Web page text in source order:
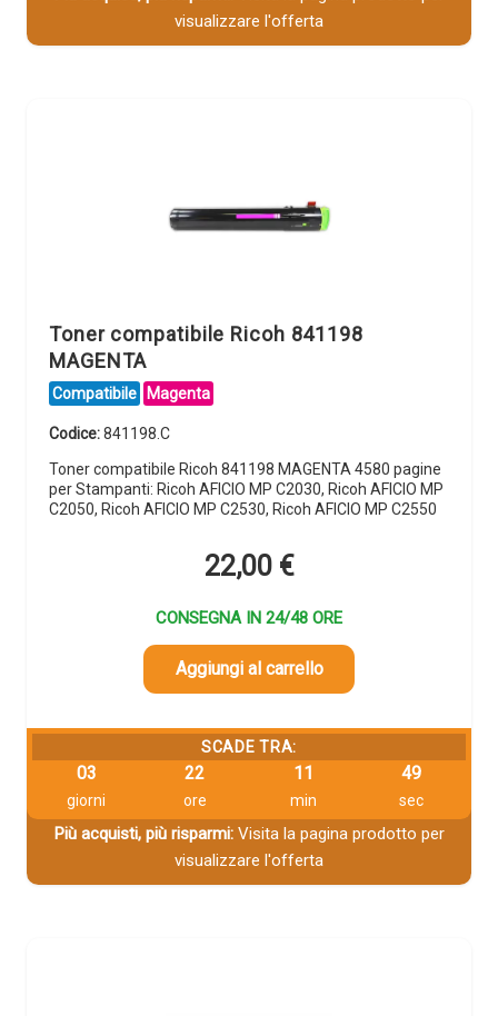
visualizzare l'offerta
Toner compatibile Ricoh 841198
MAGENTA
Compatibile Magenta
Codice:841198.C
Toner compatibile Ricoh 841198 MAGENTA 4580 pagine
per Stampanti: Ricoh AFICIO MP C2030, Ricoh AFICIO MP
C2050, Ricoh AFICIO MP C2530, Ricoh AFICIO MP C2550
22,00 €
CONSEGNA IN 24/48 ORE
Aggiungi al carrello
SCADE TRA:
03
giorni
22
ore
11
min
48
sec
Più acquisti, più risparmi:Visita la pagina prodotto per
visualizzare l'offerta